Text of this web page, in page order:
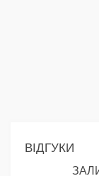
ВІДГУКИ